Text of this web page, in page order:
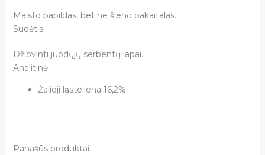
Maisto papildas, bet ne šieno pakaitalas.
Sudėtis
Džiovinti juodųjų serbentų lapai.
Analitinė:
Žalioji ląsteliena 16,2%
Panašūs produktai